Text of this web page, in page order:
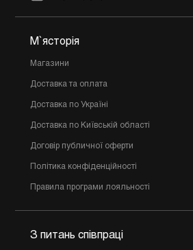
М`ясторія
Магазини
Доставка та оплата
Доставка по Україні
Доставка по Київській області
Договір публичної оферти
Політика конфіденційності
Правила програми лояльності
З питань співпраці